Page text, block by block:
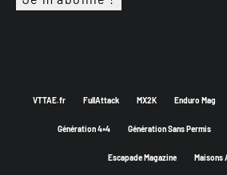
VTTAE.fr FullAttack MX2K Enduro Mag
Génération 4×4 Génération Sans Permis
Escapade Magazine Maisons